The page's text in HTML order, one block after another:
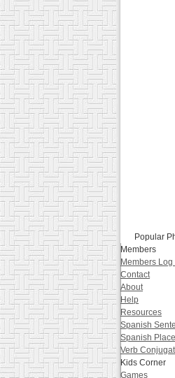
Popular
Members
Members Log
Contact
About
Help
Resources
Spanish
Spanish
Verb
Kids Corner
Games